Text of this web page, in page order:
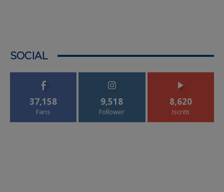
SOCIAL
37,158
Fans
9,518
Follower
8,620
Iscritti